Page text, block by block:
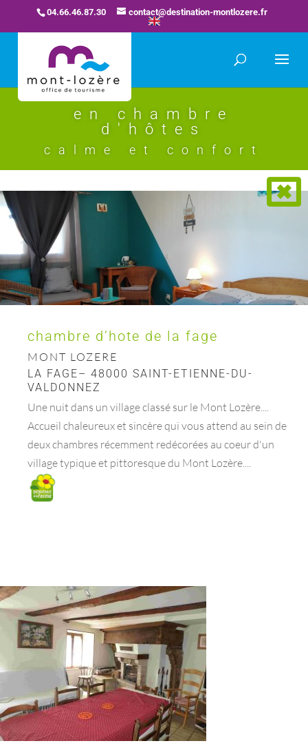
04.66.46.87.30 contact@destination-montlozere.fr
en chambre
d'hôtes
calme et confort
chambre d’hote de la fage
MONT LOZERE
LA FAGE– 48000 SAINT-ETIENNE-DU-
VALDONNEZ
Une nuit dans un village classé sur le Mont Lozère....
Accueil chaleureux et sincère qui vous attend au sein de
deux chambres récemment redécorées au coeur d'un
village typique et pittoresque du Mont Lozère....